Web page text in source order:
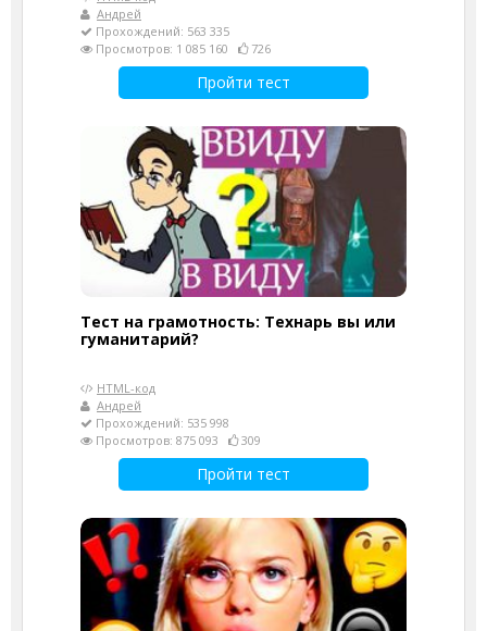
Андрей
Прохождений: 563 335
Просмотров: 1 085 160
726
Пройти тест
Тест на грамотность: Технарь вы или
гуманитарий?
HTML-код
Андрей
Прохождений: 535 998
Просмотров: 875 093
309
Пройти тест